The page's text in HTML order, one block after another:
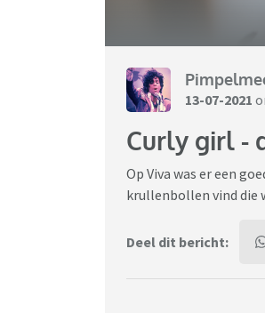
13-07-2021
Curly girl -
Op Viva was er een
krullenbollen vind die
Deel dit bericht: